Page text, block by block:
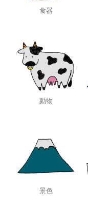
食器
動物
景色